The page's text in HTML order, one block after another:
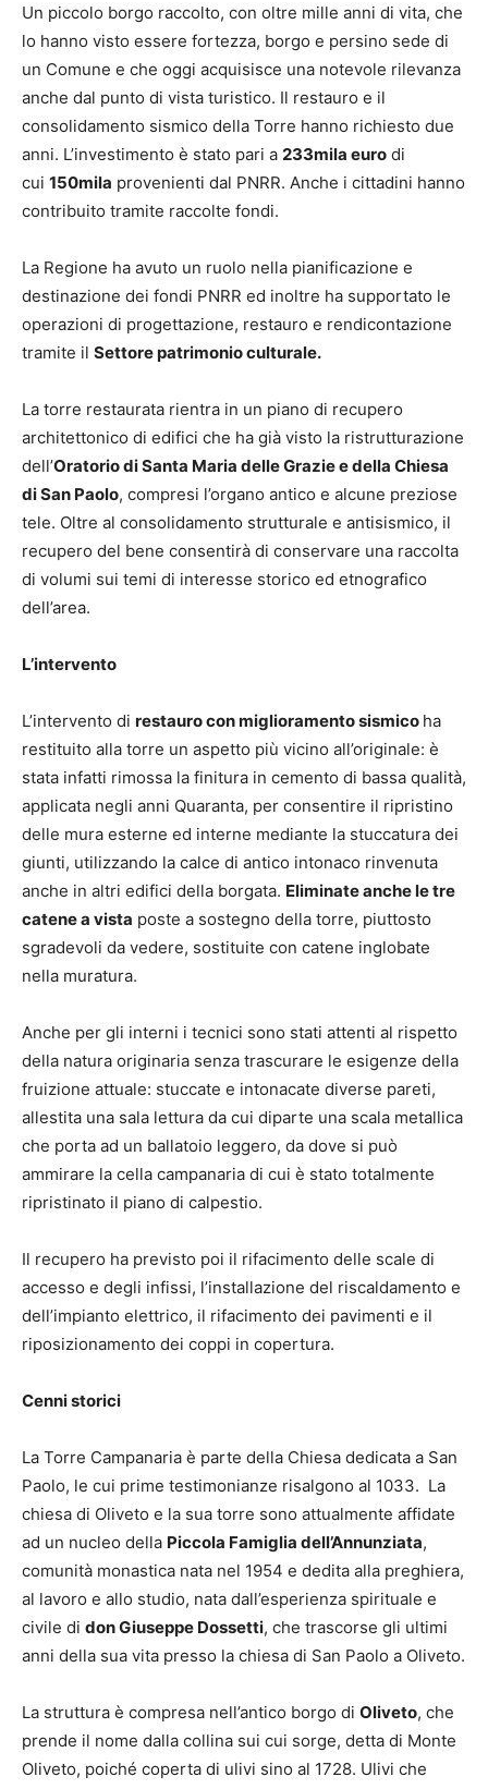
Un piccolo borgo raccolto, con oltre mille anni di vita, che
lo hanno visto essere fortezza, borgo e persino sede di
un Comune e che oggi acquisisce una notevole rilevanza
anche dal punto di vista turistico. Il restauro e il
consolidamento sismico della Torre hanno richiesto due
anni. L’investimento è stato pari a 233mila euro di
cui 150mila provenienti dal PNRR. Anche i cittadini hanno
contribuito tramite raccolte fondi.
La Regione ha avuto un ruolo nella pianificazione e
destinazione dei fondi PNRR ed inoltre ha supportato le
operazioni di progettazione, restauro e rendicontazione
tramite il Settore patrimonio culturale.
La torre restaurata rientra in un piano di recupero
architettonico di edifici che ha già visto la ristrutturazione
dell’Oratorio di Santa Maria delle Grazie e della Chiesa
di San Paolo, compresi l’organo antico e alcune preziose
tele. Oltre al consolidamento strutturale e antisismico, il
recupero del bene consentirà di conservare una raccolta
di volumi sui temi di interesse storico ed etnografico
dell’area.
L’intervento
L’intervento di restauro con miglioramento sismico ha
restituito alla torre un aspetto più vicino all’originale: è
stata infatti rimossa la finitura in cemento di bassa qualità,
applicata negli anni Quaranta, per consentire il ripristino
delle mura esterne ed interne mediante la stuccatura dei
giunti, utilizzando la calce di antico intonaco rinvenuta
anche in altri edifici della borgata. Eliminate anche le tre
catene a vista poste a sostegno della torre, piuttosto
sgradevoli da vedere, sostituite con catene inglobate
nella muratura.
Anche per gli interni i tecnici sono stati attenti al rispetto
della natura originaria senza trascurare le esigenze della
fruizione attuale: stuccate e intonacate diverse pareti,
allestita una sala lettura da cui diparte una scala metallica
che porta ad un ballatoio leggero, da dove si può
ammirare la cella campanaria di cui è stato totalmente
ripristinato il piano di calpestio.
Il recupero ha previsto poi il rifacimento delle scale di
accesso e degli infissi, l’installazione del riscaldamento e
dell’impianto elettrico, il rifacimento dei pavimenti e il
riposizionamento dei coppi in copertura.
Cenni storici
La Torre Campanaria è parte della Chiesa dedicata a San
Paolo, le cui prime testimonianze risalgono al 1033. La
chiesa di Oliveto e la sua torre sono attualmente affidate
ad un nucleo della Piccola Famiglia dell’Annunziata,
comunità monastica nata nel 1954 e dedita alla preghiera,
al lavoro e allo studio, nata dall’esperienza spirituale e
civile di don Giuseppe Dossetti, che trascorse gli ultimi
anni della sua vita presso la chiesa di San Paolo a Oliveto.
La struttura è compresa nell’antico borgo di Oliveto, che
prende il nome dalla collina sui cui sorge, detta di Monte
Oliveto, poiché coperta di ulivi sino al 1728. Ulivi che